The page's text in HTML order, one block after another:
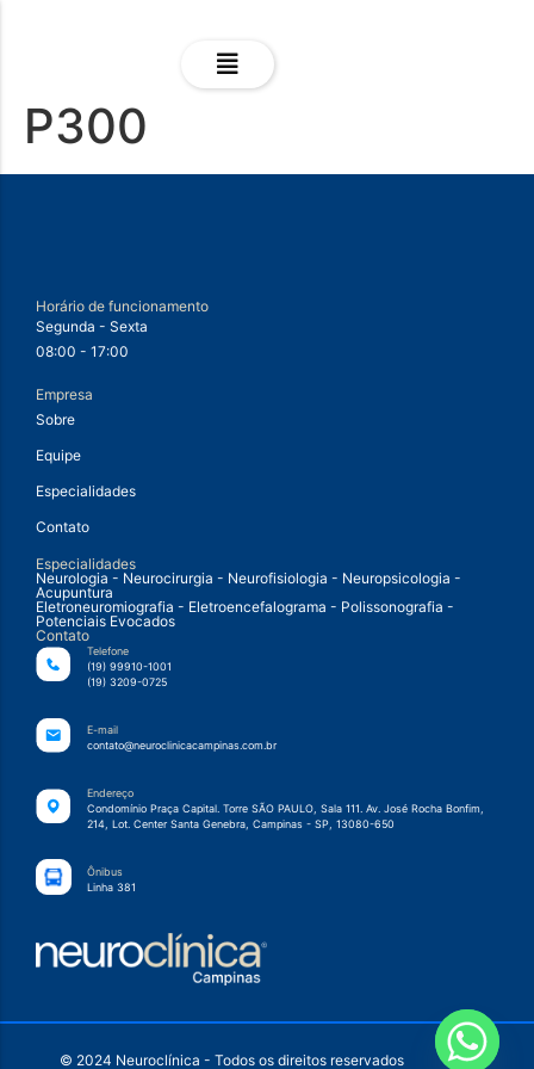
P300
Horário de funcionamento
Segunda - Sexta
08:00 - 17:00
Empresa
Sobre
Equipe
Especialidades
Contato
Especialidades
Neurologia - Neurocirurgia - Neurofisiologia - Neuropsicologia -
Acupuntura
Eletroneuromiografia - Eletroencefalograma - Polissonografia -
Potenciais Evocados
Contato
Telefone
(19) 99910-1001
(19) 3209-0725
E-mail
contato@neuroclinicacampinas.com.br
Endereço
Condomínio Praça Capital. Torre SÃO PAULO, Sala 111. Av. José Rocha Bonfim,
214, Lot. Center Santa Genebra, Campinas - SP, 13080-650
Ônibus
Linha 381
© 2024 Neuroclínica - Todos os direitos reservados